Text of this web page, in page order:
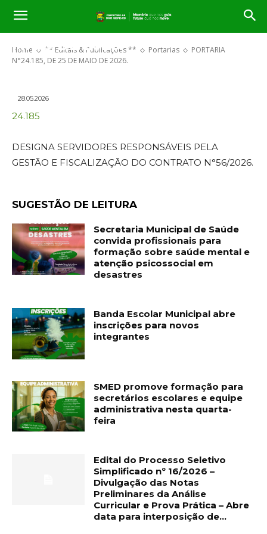
Home ** Editais & Publicações ** Portarias
PORTARIA
N°24.185, DE 25 DE MAIO DE 2026.
PORTARIA N°24.185, DE 25 DE
MAIO DE 2026.
28.05.2026
24.185
DESIGNA SERVIDORES RESPONSÁVEIS PELA
GESTÃO E FISCALIZAÇÃO DO CONTRATO N°56/2026.
SUGESTÃO DE LEITURA
Secretaria Municipal de Saúde
convida profissionais para
formação sobre saúde mental e
atenção psicossocial em
desastres
Banda Escolar Municipal abre
inscrições para novos
integrantes
SMED promove formação para
secretários escolares e equipe
administrativa nesta quarta-
feira
Edital do Processo Seletivo
Simplificado nº 16/2026 –
Divulgação das Notas
Preliminares da Análise
Curricular e Prova Prática – Abre
data para interposição de...